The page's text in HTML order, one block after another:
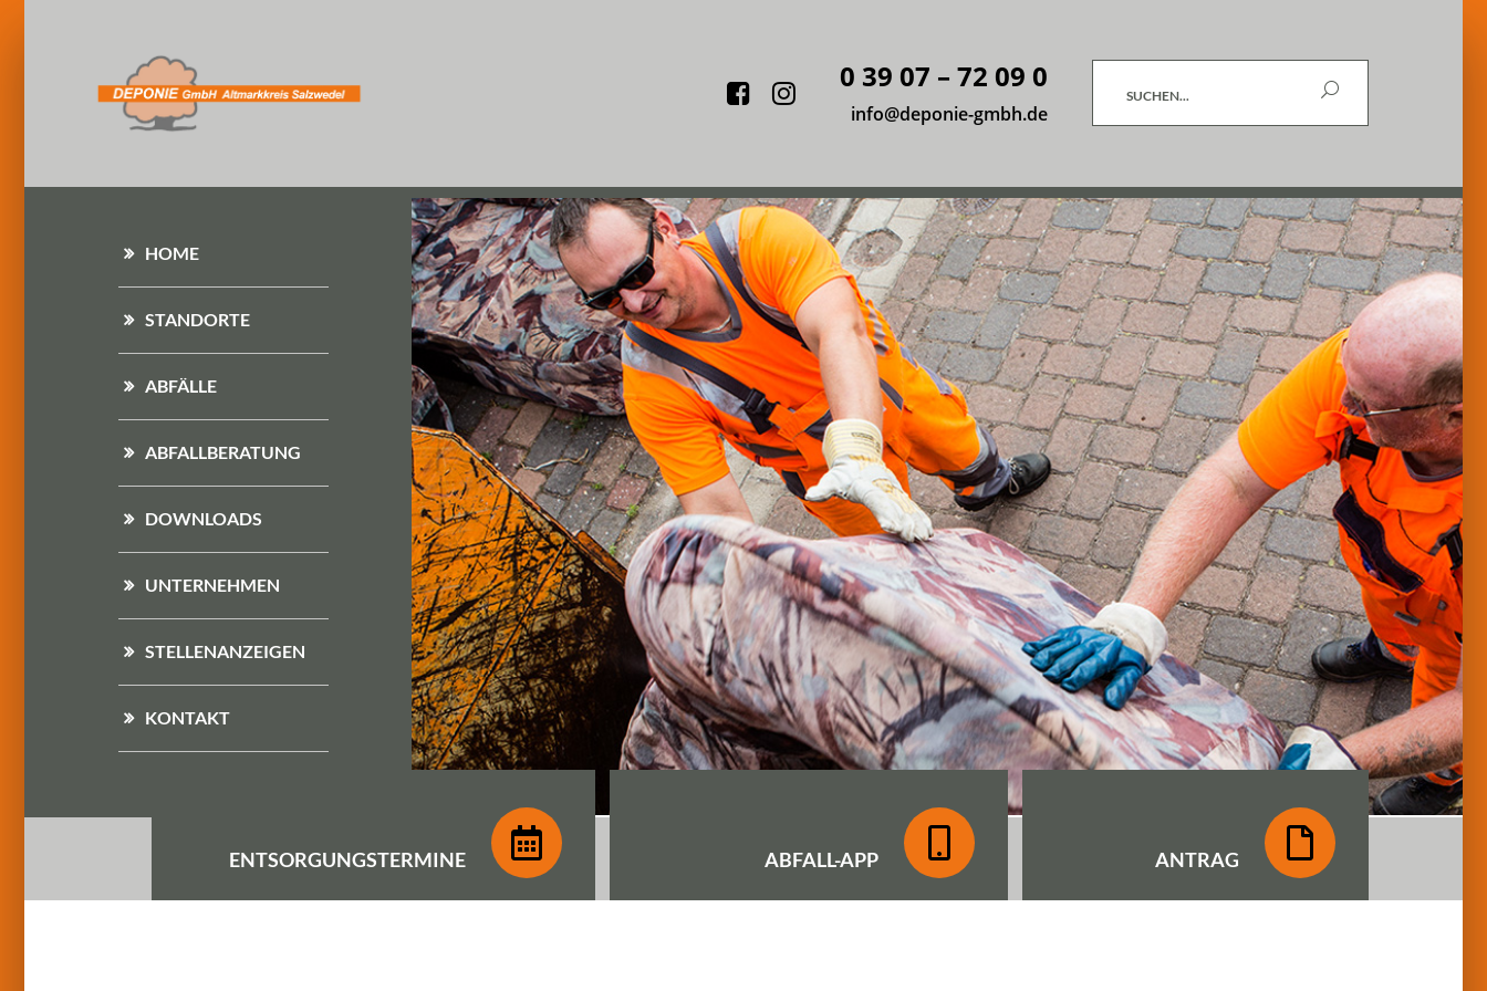
Facebook
Instagram
0 39 07 – 72 09 0
info@deponie-gmbh.de
Suchen
HOME
STANDORTE
ABFÄLLE
ABFALLBERATUNG
DOWNLOADS
UNTERNEHMEN
STELLENANZEIGEN
KONTAKT
ENTSORGUNGSTERMINE ABFALL-APP ANTRAG